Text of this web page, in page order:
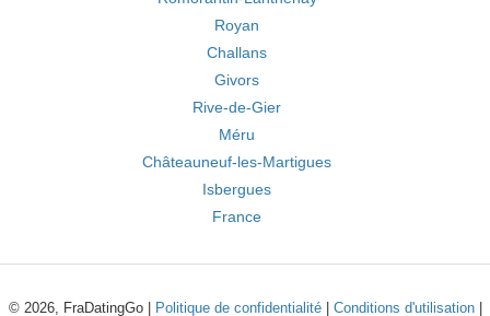
Royan
Challans
Givors
Rive-de-Gier
Méru
Châteauneuf-les-Martigues
Isbergues
France
© 2026, FraDatingGo | Politique de confidentialité| Conditions d'utilisation|